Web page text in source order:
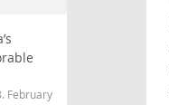
February